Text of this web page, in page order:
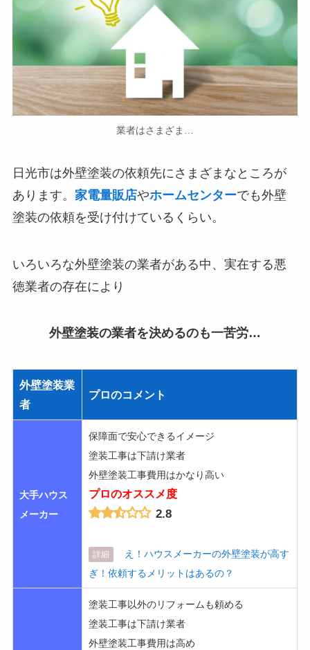
業者はさまざま…
日光市は外壁塗装の依頼先にさまざまなところが
あります。 家電量販店やホームセンターでも外壁
塗装の依頼を受け付けているくらい。
いろいろな外壁塗装の業者がある中、 実在する悪
徳業者の存在により
外壁塗装の業者を決めるのも一苦労…
外壁塗装業
者
プロのコメント
大手ハウス
メーカー
保障面で安心できるイメージ
塗装工事は下請け業者
外壁塗装工事費用はかなり高い
プロのオススメ度
2.8
詳細
え！ハウスメーカーの外壁塗装が高す
ぎ！依頼するメリットはあるの？
塗装工事以外のリフォームも頼める
塗装工事は下請け業者
外壁塗装工事費用は高め